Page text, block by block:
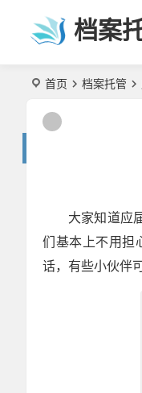
档案
首页 档案托管
大家知道应
们基本上不用担
话，有些小伙伴